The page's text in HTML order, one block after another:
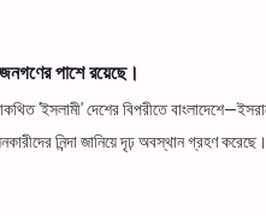
পাশে রয়েছে।
'ইসলামী' দেশের বিপরীতে
নিন্দা জানিয়ে দৃঢ় অবস্থান গ্রহণ করেছে।